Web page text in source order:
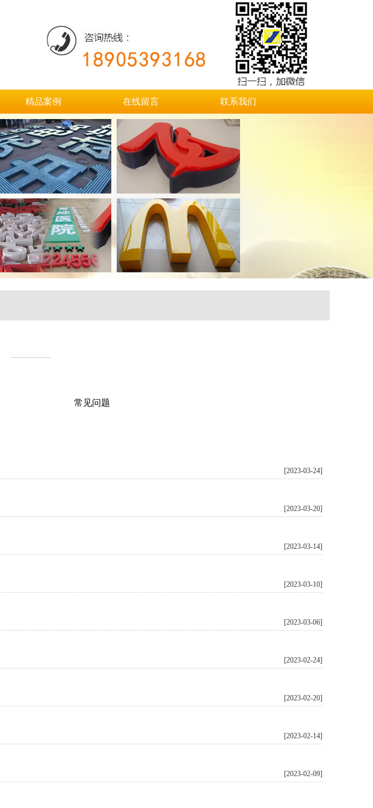
精品案例 在线留言 联系我们
常见问题
[2023-03-24]
[2023-03-20]
[2023-03-14]
[2023-03-10]
[2023-03-06]
[2023-02-24]
[2023-02-20]
[2023-02-14]
[2023-02-09]